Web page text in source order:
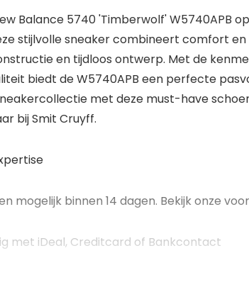
Balance 5740 'Timberwolf' W5740APB
stijlvolle sneaker combineert comfort
en tijdloos ontwerp. Met de
biedt de W5740APB een perfecte
met deze must-have
bij Smit Cruyff.
mogelijk binnen 14 dagen. Bekijk onze
met iDeal, Creditcard of Bankcontact
vanaf €150